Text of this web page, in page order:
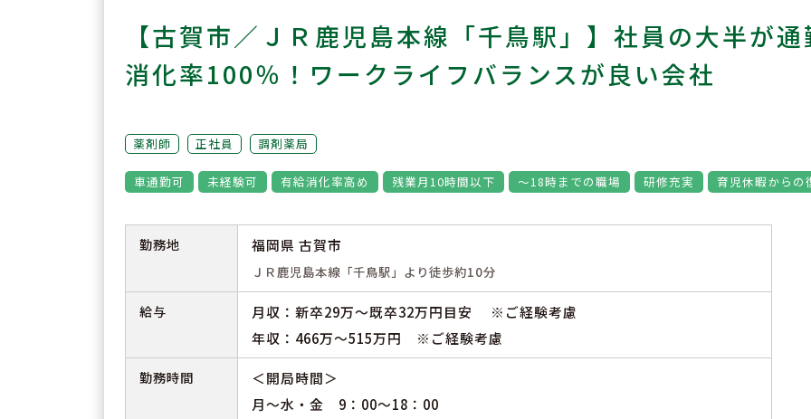
【古賀市／ＪＲ鹿児島本線「千鳥駅」】社員の大半が
消化率100％！ワークライフバランスが良い会社
薬剤師 正社員 調剤薬局
車通勤可 未経験可 有給消化率高め 残業月10時間以下 ～18時までの職場 研修充実 育児休暇からの
勤務地 福岡県 古賀市
ＪＲ鹿児島本線「千鳥駅」より徒歩約10分
給与
月収：新卒29万～既卒32万円目安 ※ご経験考慮
年収：466万～515万円 ※ご経験考慮
勤務時間
＜開局時間＞
月～水・金 9：00～18：00